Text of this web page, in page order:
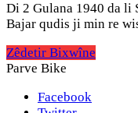
Di 2 Gulana 1940 da li
Bajar qudis ji min re
Zêdetir Bixwîne
Parve Bike
Facebook